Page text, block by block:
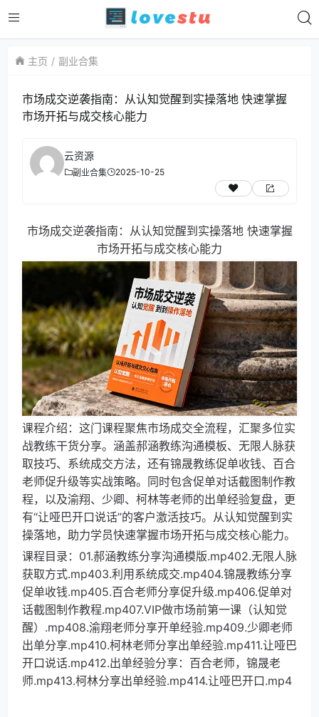
主页 副业合集
市场成交逆袭指南：从认知觉醒到实操落地 快速掌握
市场开拓与成交核心能力
云资源
副业合集 2025-10-25
市场成交逆袭指南：从认知觉醒到实操落地 快速掌握
市场开拓与成交核心能力
课程介绍：这门课程聚焦市场成交全流程，汇聚多位实
战教练干货分享。涵盖郝涵教练沟通模板、无限人脉获
取技巧、系统成交方法，还有锦晟教练促单收钱、百合
老师促升级等实战策略。同时包含促单对话截图制作教
程，以及渝翔、少卿、柯林等老师的出单经验复盘，更
有“让哑巴开口说话”的客户激活技巧。从认知觉醒到实
操落地，助力学员快速掌握市场开拓与成交核心能力。
课程目录：01.郝涵教练分享沟通模版.mp402.无限人脉
获取方式.mp403.利用系统成交.mp404.锦晟教练分享
促单收钱.mp405.百合老师分享促升级.mp406.促单对
话截图制作教程.mp407.VIP做市场前第一课（认知觉
醒）.mp408.渝翔老师分享开单经验.mp409.少卿老师
出单分享.mp410.柯林老师分享出单经验.mp411.让哑巴
开口说话.mp412.出单经验分享：百合老师，锦晟老
师.mp413.柯林分享出单经验.mp414.让哑巴开口.mp4